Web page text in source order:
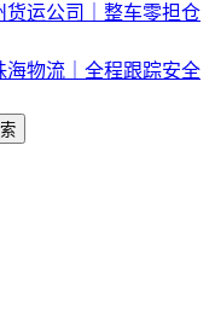
货运公司｜整车零担仓
海物流｜全程跟踪安全